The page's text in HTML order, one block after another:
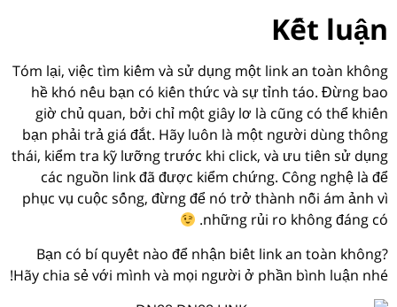
Kết luận
Tóm lại, việc tìm kiếm và sử dụng một link an toàn không
hề khó nếu bạn có kiến thức và sự tỉnh táo. Đừng bao
giờ chủ quan, bởi chỉ một giây lơ là cũng có thể khiến
bạn phải trả giá đắt. Hãy luôn là một người dùng thông
thái, kiểm tra kỹ lưỡng trước khi click, và ưu tiên sử dụng
các nguồn link đã được kiểm chứng. Công nghệ là để
phục vụ cuộc sống, đừng để nó trở thành nỗi ám ảnh vì
những rủi ro không đáng có.
Bạn có bí quyết nào để nhận biết link an toàn không?
Hãy chia sẻ với mình và mọi người ở phần bình luận nhé!